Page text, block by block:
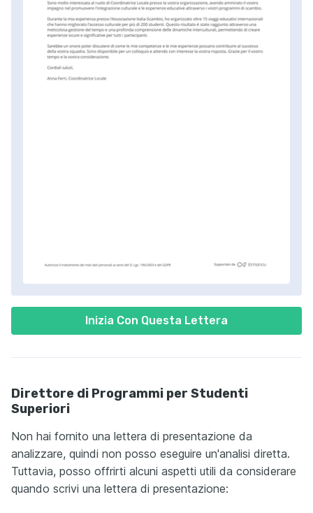
Inizia Con Questa Lettera
Direttore di Programmi per Studenti
Superiori
Non hai fornito una lettera di presentazione da
analizzare, quindi non posso eseguire un'analisi diretta.
Tuttavia, posso offrirti alcuni aspetti utili da considerare
quando scrivi una lettera di presentazione: